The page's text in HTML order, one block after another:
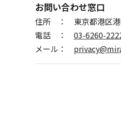
お問い合わせ窓口
住所 ： 東京都港区港
電話 ： 03-6260-
メール：